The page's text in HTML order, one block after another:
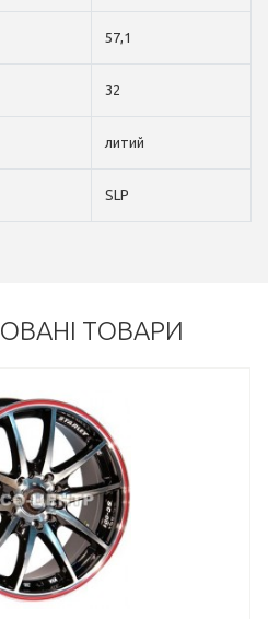
57,1
32
литий
SLP
ТОВАРИ